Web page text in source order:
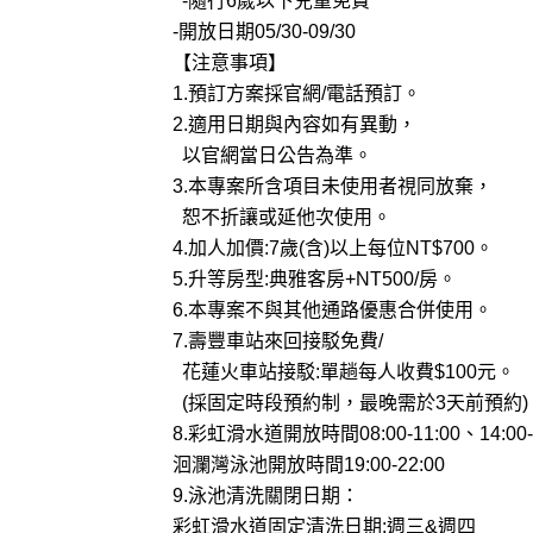
-開放日期05/30-09/30
【注意事項】
1.預訂方案採官網/電話預訂。
2.適用日期與內容如有異動，
以官網當日公告為準。
3.本專案所含項目未使用者視同放棄，
恕不折讓或延他次使用。
4.加人加價:7歲(含)以上每位NT$700。
5.升等房型:典雅客房+NT500/房。
6.本專案不與其他通路優惠合併使用。
7.壽豐車站來回接駁免費/
花蓮火車站接駁:單趟每人收費$100元。
(採固定時段預約制，最晚需於3天前預約)
8.彩虹滑水道開放時間08:00-11:00、
洄瀾灣泳池開放時間19:00-22:00
9.泳池清洗關閉日期：
彩虹滑水道固定清洗日期:週三&週四